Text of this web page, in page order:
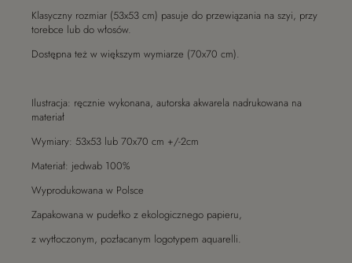
Klasyczny rozmiar (53x53 cm) pasuje do przewiązania na szyi, przy
torebce lub do włosów.
Dostępna też w większym wymiarze (70x70 cm).
Ilustracja: ręcznie wykonana, autorska akwarela nadrukowana na
materiał
Wymiary: 53x53 lub 70x70 cm +/-2cm
Materiał: jedwab 100%
Wyprodukowana w Polsce
Zapakowana w pudełko z ekologicznego papieru,
z wytłoczonym, pozłacanym logotypem aquarelli.